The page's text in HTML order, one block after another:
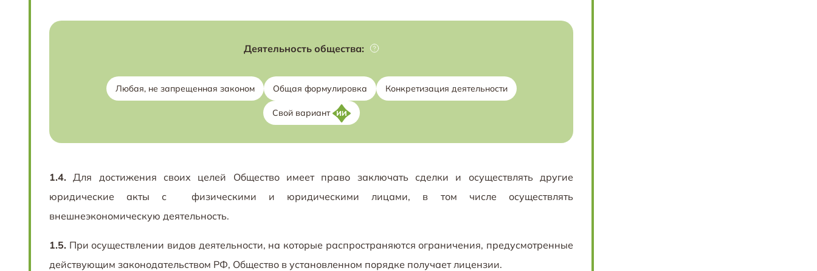
Деятельность общества:
Любая, не запрещенная законом Общая формулировка Конкретизация деятельности
Свой вариант
1.4. Для достижения своих целей Общество имеет право заключать сделки и осуществлять другие
юридические акты с физическими и юридическими лицами, в том числе осуществлять
внешнеэкономическую деятельность.
1.5. При осуществлении видов деятельности, на которые распространяются ограничения, предусмотренные
действующим законодательством РФ, Общество в установленном порядке получает лицензии.